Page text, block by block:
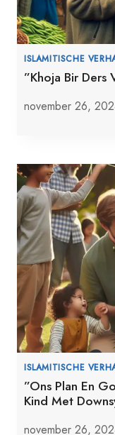
ISLAMITISCHE
”Khoja Bir Ders
november 26,
ISLAMITISCHE
”Ons Plan En
Kind Met
november 26,